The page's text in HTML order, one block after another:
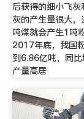
后获得的细小飞
灰的产生量很大
吨煤就会产生1吨
2017年底，我国
到6.86亿吨，同比
产量高居